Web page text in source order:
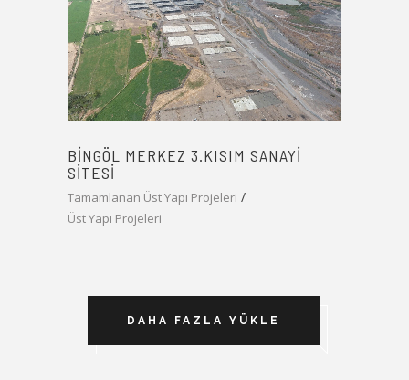
BINGÖL MERKEZ 3.KISIM SANAYI
SITESI
Tamamlanan Üst Yapı Projeleri
Üst Yapı Projeleri
DAHA FAZLA YÜKLE